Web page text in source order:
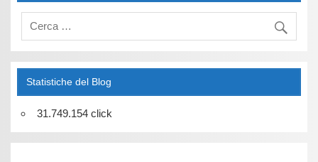
Statistiche del Blog
31.749.154 click